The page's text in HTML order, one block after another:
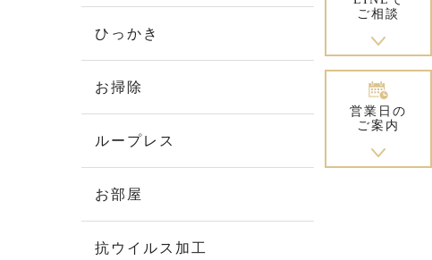
ご相談
営業日の
ご案内
ひっかき
お掃除
ループレス
お部屋
抗ウイルス加工